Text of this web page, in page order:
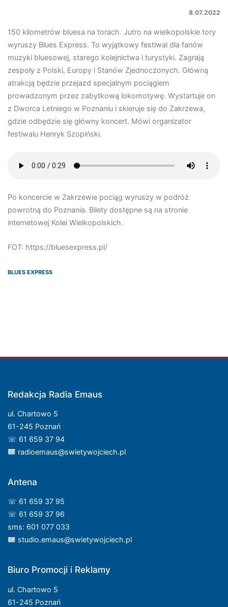
8.07.2022
150 kilometrów bluesa na torach. Jutro na wielkopolskie tory
wyruszy Blues Express. To wyjątkowy festiwal dla fanów
muzyki bluesowej, starego kolejnictwa i turystyki. Zagrają
zespoły z Polski, Europy i Stanów Zjednoczonych. Główną
atrakcją będzie przejazd specjalnym pociągiem
prowadzonym przez zabytkową lokomotywę. Wystartuje on
z Dworca Letniego w Poznaniu i skieruje się do Zakrzewa,
gdzie odbędzie się główny koncert. Mówi organizator
festiwalu Henryk Szopiński.
Po koncercie w Zakrzewie pociąg wyruszy w podróż
powrotną do Poznania. Bilety dostępne są na stronie
internetowej Kolei Wielkopolskich.
FOT: https://bluesexpress.pl/
BLUES EXPRESS
Redakcja Radia Emaus
ul. Chartowo 5
61-245 Poznań
☏ 61 659 37 94
radioemaus@swietywojciech.pl
Antena
☏ 61 659 37 95
☏ 61 659 37 96
sms: 601 077 033
studio.emaus@swietywojciech.pl
Biuro Promocji i Reklamy
ul. Chartowo 5
61-245 Poznań